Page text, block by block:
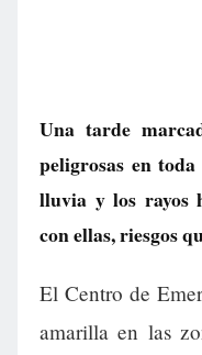
Una tarde
peligrosas en
lluvia y los rayos
con ellas, riesgos
El Centro de
amarilla en las